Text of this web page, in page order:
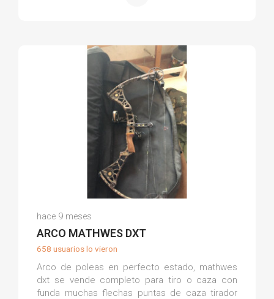
(0)
hace 9 meses
ARCO MATHWES DXT
658 usuarios lo vieron
Arco de poleas en perfecto estado, mathwes
dxt se vende completo para tiro o caza con
funda muchas flechas puntas de caza tirador